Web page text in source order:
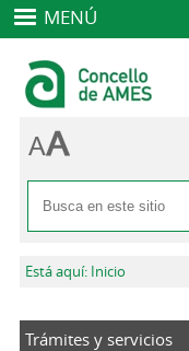
MENÚ
Formulario
Buscar
Se encuentra usted
Está aquí: Inicio
Trámites y servicios